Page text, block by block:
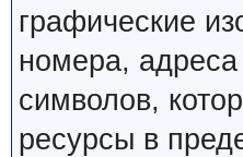
графические
номера, адреса
символов,
ресурсы в